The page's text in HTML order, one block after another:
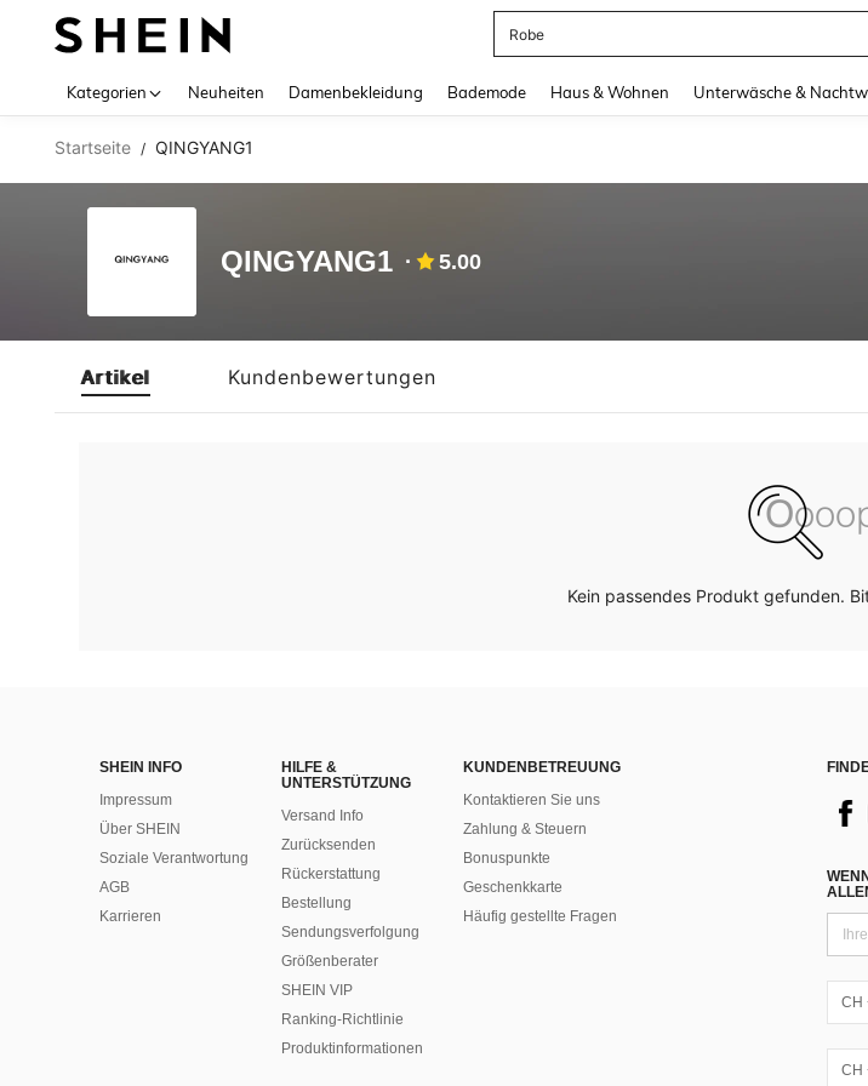
Robe
Kategorien Neuheiten Damenbekleidung Bademode Haus & Wohnen Unterwäsche &
Startseite / QINGYANG1
QINGYANG1 5.00
Artikel Kundenbewertungen
Kein passendes Produkt gefunden.
SHEIN INFO
Impressum
Über SHEIN
Soziale Verantwortung
AGB
Karrieren
HILFE &
UNTERSTÜTZUNG
Versand Info
Zurücksenden
Rückerstattung
Bestellung
Sendungsverfolgung
Größenberater
SHEIN VIP
Ranking-Richtlinie
​Produktinformationen
KUNDENBETREUUNG
Kontaktieren Sie uns
Zahlung & Steuern
Bonuspunkte
Geschenkkarte
Häufig gestellte Fragen
CH
CH